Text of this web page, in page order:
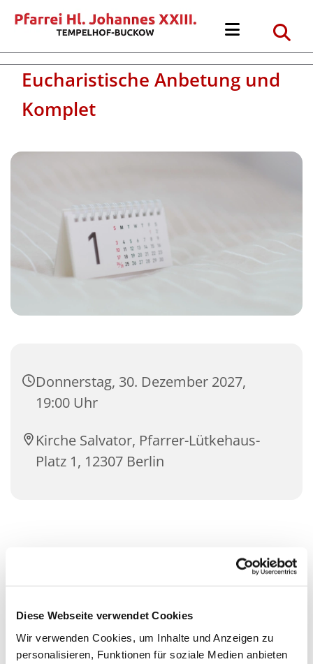
Diese Webseite verwendet Cookies
Wir verwenden Cookies, um Inhalte und Anzeigen zu
personalisieren, Funktionen für soziale Medien anbieten
Eucharistische Anbetung und
Komplet
Donnerstag, 30. Dezember 2027,
19:00 Uhr
Kirche Salvator, Pfarrer-Lütkehaus-
Platz 1, 12307 Berlin